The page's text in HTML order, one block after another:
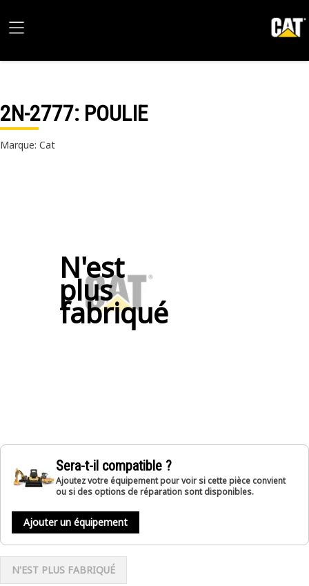
2N-2777: POULIE
Marque: Cat
N'est
plus
fabriqué
Sera-t-il compatible ?
Ajoutez votre équipement pour voir si cette pièce convient
ou si des options de réparation sont disponibles.
Ajouter un équipement
N'EST PLUS FABRIQUÉ